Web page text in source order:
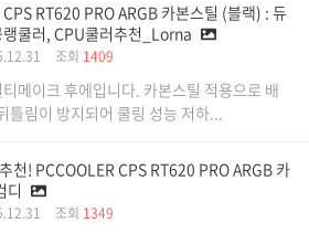
RT620 PRO ARGB 카본스틸 (블랙) : 듀
쿨러, CPU쿨러추천_Lorna
조회 1409
메이크 후에입니다. 카본스틸 적용으로 배
틀림이 방지되어 쿨링 성능 저하...
천! PCCOOLER CPS RT620 PRO ARGB 카
디
조회 1349